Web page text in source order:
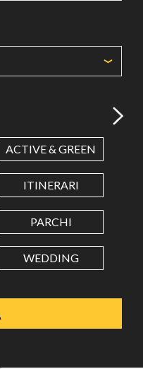
(.) as decimal separator.
ACTIVE & GREEN
ITINERARI
PARCHI
WEDDING